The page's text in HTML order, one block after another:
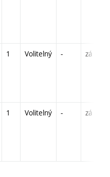
1 Volitelný - zá
1 Volitelný - zá